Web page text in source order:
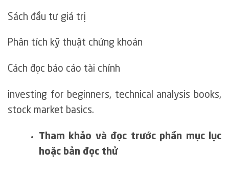
Sách đầu tư giá trị
Phân tích kỹ thuật chứng khoán
Cách đọc báo cáo tài chính
investing for beginners, technical analysis books,
stock market basics.
Tham khảo và đọc trước phần mục lục
hoặc bản đọc thử